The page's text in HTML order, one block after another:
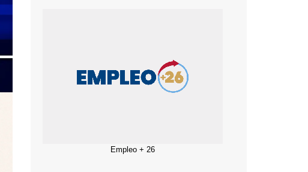
Empleo + 26